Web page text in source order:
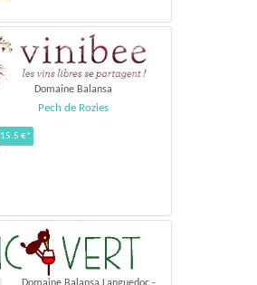
Domaine Balansa
Pech de Rozies
15.5 €*
Domaine Balansa Languedoc -